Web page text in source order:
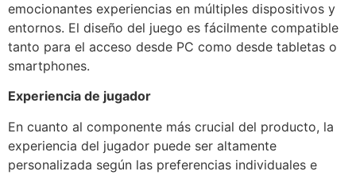
emocionantes experiencias en múltiples dispositivos y
entornos. El diseño del juego es fácilmente compatible
tanto para el acceso desde PC como desde tabletas o
smartphones.
Experiencia de jugador
En cuanto al componente más crucial del producto, la
experiencia del jugador puede ser altamente
personalizada según las preferencias individuales e